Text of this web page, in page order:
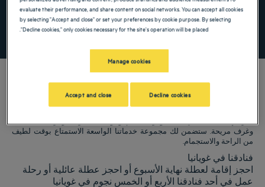
ابحث عن فندق
فنادق Golden Tulip ترحب بكم فيغويانيا. نبذل قصارى جهدنا لجعل إقامتك مريحة
وغرف مريحة. ستضمن لك مجموعة خدماتنا الواسعة الاستمتاع بوقت لطيف
من الراحة والاستجمام.
فنادقنا في غويانيا
احجز إقامة لعطلة نهاية الأسبوع أو احجز عطلة عائلية أو رحلة
عمل في أحد فنادقنا الأربع أو الخمس نجوم في غويانيا
evaluate their performance, and share content on social networks. You can accept all cookies
by selecting "Accept and close" or set your preferences by cookie purpose. By selecting
"Decline cookies," only cookies necessary for the site's operation will be placed.
Manage cookies
Decline cookies
Accept and close